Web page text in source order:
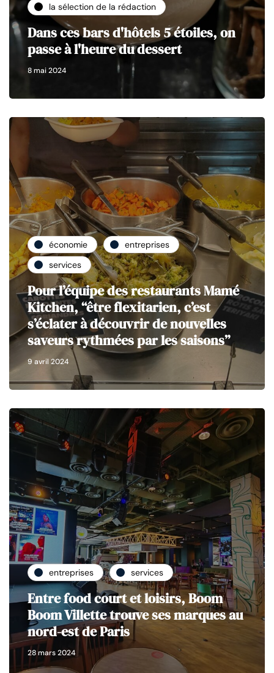
la sélection de la rédaction
Dans ces bars d'hôtels 5 étoiles, on
passe à l'heure du dessert
8 mai 2024
économie
entreprises
services
Pour l’équipe des restaurants Mamé
Kitchen, “être flexitarien, c’est
s’éclater à découvrir de nouvelles
saveurs rythmées par les saisons”
9 avril 2024
entreprises services
Entre food court et loisirs, Boom
Boom Villette trouve ses marques au
nord-est de Paris
28 mars 2024